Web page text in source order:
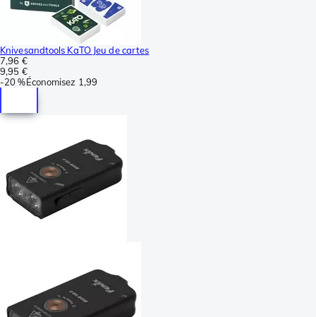
Knivesandtools KaTO Jeu de cartes
7,96 €
9,95 €
-20 %Économisez 1,99